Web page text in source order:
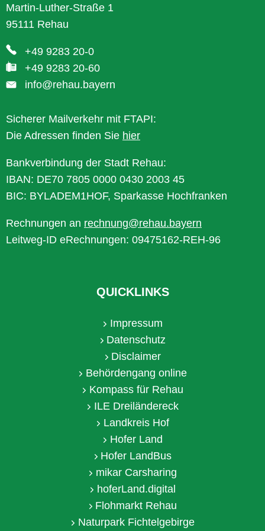
Martin-Luther-Straße 1
95111 Rehau
+49 9283 20-0
+49 9283 20-60
info@rehau.bayern
Sicherer Mailverkehr mit FTAPI:
Die Adressen finden Sie hier
Bankverbindung der Stadt Rehau:
IBAN: DE70 7805 0000 0430 2003 45
BIC: BYLADEM1HOF, Sparkasse Hochfranken
Rechnungen an rechnung@rehau.bayern
Leitweg-ID eRechnungen: 09475162-REH-96
QUICKLINKS
Impressum
Datenschutz
Disclaimer
Behördengang online
Kompass für Rehau
ILE Dreiländereck
Landkreis Hof
Hofer Land
Hofer LandBus
mikar Carsharing
hoferLand.digital
Flohmarkt Rehau
Naturpark Fichtelgebirge